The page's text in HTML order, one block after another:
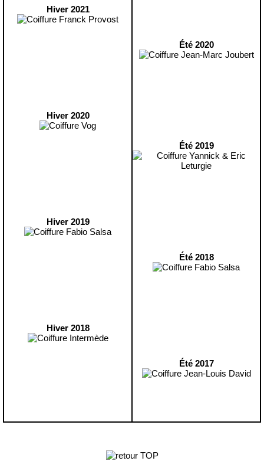
Hiver 2021
Hiver 2020
Hiver 2019
Hiver 2018
Été 2020
Été 2019
Été 2018
Été 2017